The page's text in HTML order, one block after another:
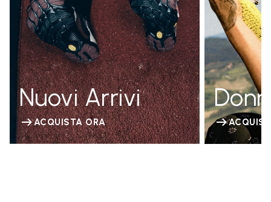
Nuovi Arrivi
ACQUISTA ORA